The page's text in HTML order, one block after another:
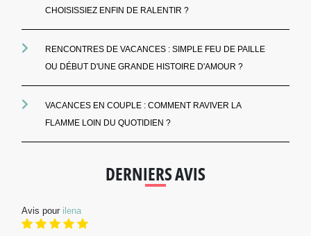
CHOISISSIEZ ENFIN DE RALENTIR ?
RENCONTRES DE VACANCES : SIMPLE FEU DE PAILLE
OU DÉBUT D'UNE GRANDE HISTOIRE D'AMOUR ?
VACANCES EN COUPLE : COMMENT RAVIVER LA
FLAMME LOIN DU QUOTIDIEN ?
DERNIERS AVIS
Avis pour ilena